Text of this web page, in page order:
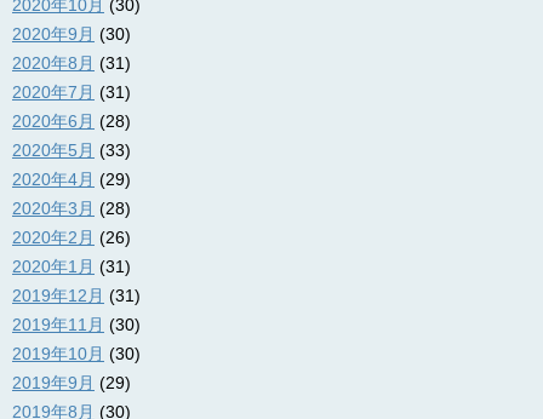
2020年10月 (30)
2020年9月 (30)
2020年8月 (31)
2020年7月 (31)
2020年6月 (28)
2020年5月 (33)
2020年4月 (29)
2020年3月 (28)
2020年2月 (26)
2020年1月 (31)
2019年12月 (31)
2019年11月 (30)
2019年10月 (30)
2019年9月 (29)
2019年8月 (30)